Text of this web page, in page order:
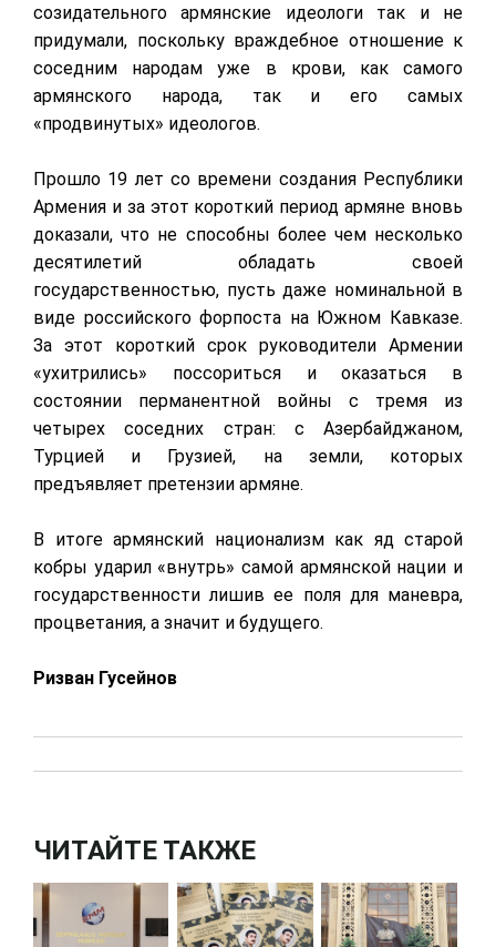
созидательного армянские идеологи так и не
придумали, поскольку враждебное отношение к
соседним народам уже в крови, как самого
армянского народа, так и его самых
«продвинутых» идеологов.
Прошло 19 лет со времени создания Республики
Армения и за этот короткий период армяне вновь
доказали, что не способны более чем несколько
десятилетий обладать своей
государственностью, пусть даже номинальной в
виде российского форпоста на Южном Кавказе.
За этот короткий срок руководители Армении
«ухитрились» поссориться и оказаться в
состоянии перманентной войны с тремя из
четырех соседних стран: с Азербайджаном,
Турцией и Грузией, на земли, которых
предъявляет претензии армяне.
В итоге армянский национализм как яд старой
кобры ударил «внутрь» самой армянской нации и
государственности лишив ее поля для маневра,
процветания, а значит и будущего.
Ризван Гусейнов
ЧИТАЙТЕ ТАКЖЕ